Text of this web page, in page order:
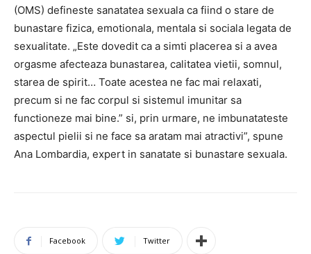
(OMS) defineste sanatatea sexuala ca fiind o stare de
bunastare fizica, emotionala, mentala si sociala legata de
sexualitate. „Este dovedit ca a simti placerea si a avea
orgasme afecteaza bunastarea, calitatea vietii, somnul,
starea de spirit… Toate acestea ne fac mai relaxati,
precum si ne fac corpul si sistemul imunitar sa
functioneze mai bine.” si, prin urmare, ne imbunatateste
aspectul pielii si ne face sa aratam mai atractivi”, spune
Ana Lombardia, expert in sanatate si bunastare sexuala.
Facebook Twitter